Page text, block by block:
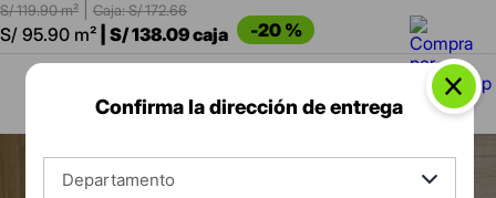
S/119.90m² Caja: S/172.66
S/ 95.90 m² S/138.09caja -20 %
Confirma la dirección de entrega